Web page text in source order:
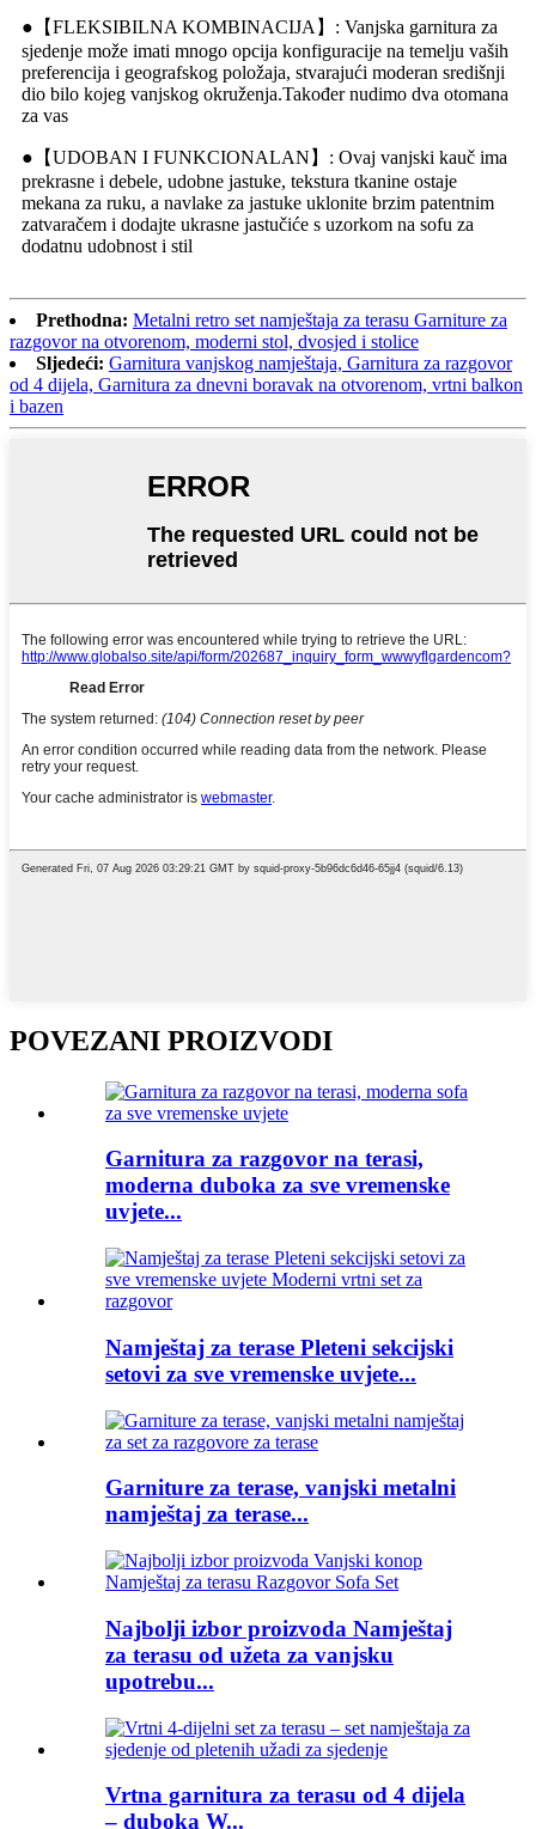
●【FLEKSIBILNA KOMBINACIJA】: Vanjska garnitura za
sjedenje može imati mnogo opcija konfiguracije na temelju vaših
preferencija i geografskog položaja, stvarajući moderan središnji
dio bilo kojeg vanjskog okruženja.Također nudimo dva otomana
za vas
●【UDOBAN I FUNKCIONALAN】: Ovaj vanjski kauč ima
prekrasne i debele, udobne jastuke, tekstura tkanine ostaje
mekana za ruku, a navlake za jastuke uklonite brzim patentnim
zatvaračem i dodajte ukrasne jastučiće s uzorkom na sofu za
dodatnu udobnost i stil
Prethodna: Metalni retro set namještaja za terasu Garniture za
razgovor na otvorenom, moderni stol, dvosjed i stolice
Sljedeći: Garnitura vanjskog namještaja, Garnitura za razgovor
od 4 dijela, Garnitura za dnevni boravak na otvorenom, vrtni balkon
i bazen
POVEZANI PROIZVODI
Garnitura za razgovor na terasi,
moderna duboka za sve vremenske
uvjete...
Namještaj za terase Pleteni sekcijski
setovi za sve vremenske uvjete...
Garniture za terase, vanjski metalni
namještaj za terase...
Najbolji izbor proizvoda Namještaj
za terasu od užeta za vanjsku
upotrebu...
Vrtna garnitura za terasu od 4 dijela
– duboka W...